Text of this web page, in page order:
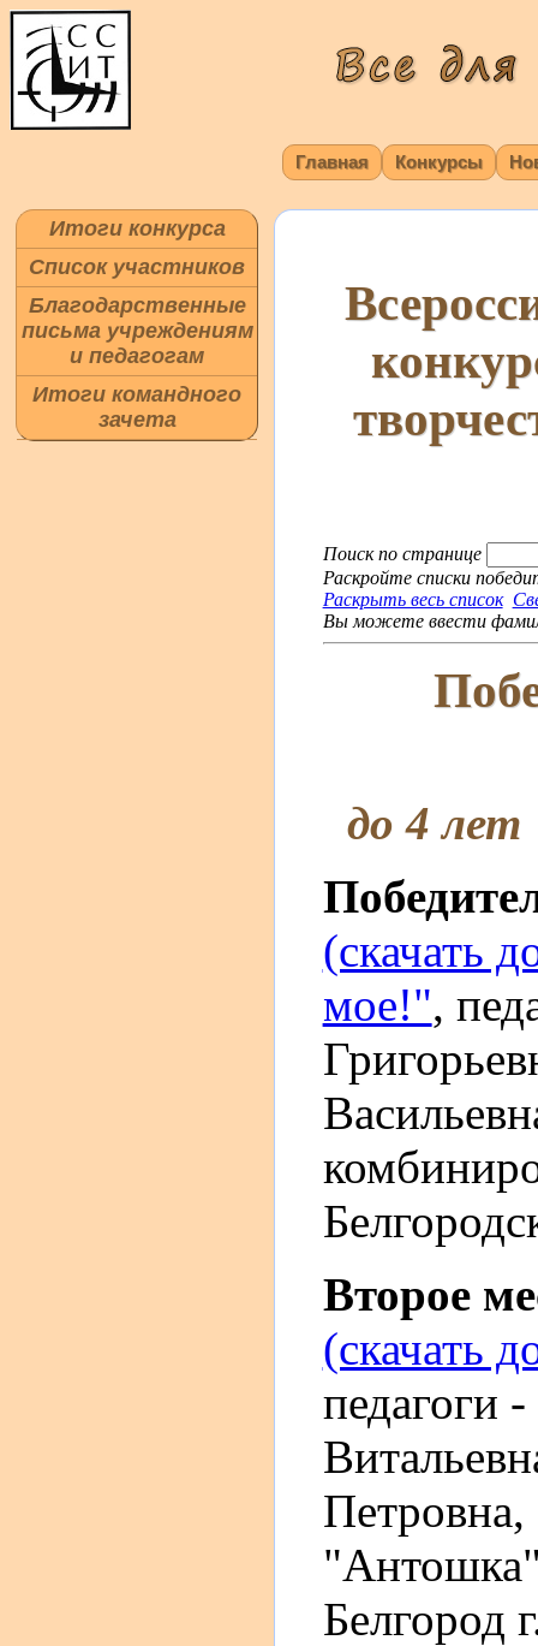
Главная Конкурсы
Итоги конкурса
Список участников
Благодарственные
письма учреждениям
и педагогам
Итоги командного
зачета
Поиск по странице
Раскройте списки
Раскрыть весь список
Вы можете ввести
до 4 лет
(скачать
мое!",
Второе
(скачать
педагоги
Белгород